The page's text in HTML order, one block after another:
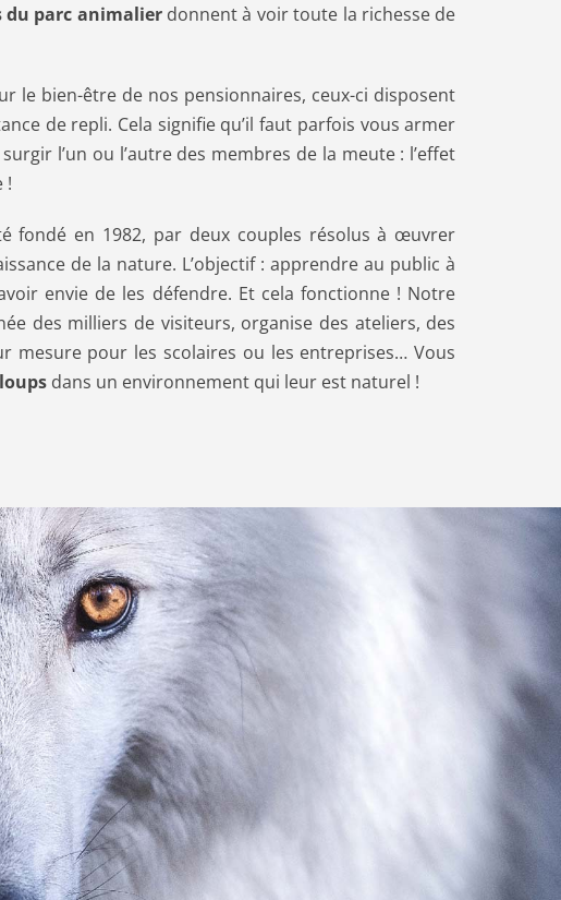
du parc animalierdonnent à voir toute la richesse de
le bien-être de nos pensionnaires, ceux-ci disposent
de repli. Cela signifie qu’il faut parfois vous armer
l’un ou l’autre des membres de la meute : l’effet
!
fondé en 1982, par deux couples résolus à œuvrer
de la nature. L’objectif : apprendre au public à
envie de les défendre. Et cela fonctionne ! Notre
des milliers de visiteurs, organise des ateliers, des
mesure pour les scolaires ou les entreprises… Vous
dans un environnement qui leur est naturel !